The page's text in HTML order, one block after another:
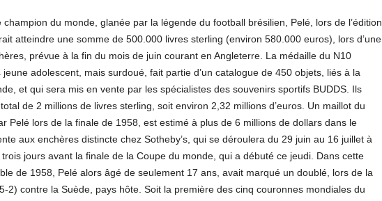
champion du monde, glanée par la légende du football brésilien, Pelé, lors de l’édition
atteindre une somme de 500.000 livres sterling (environ 580.000 euros), lors d’une
prévue à la fin du mois de juin courant en Angleterre. La médaille du N10
jeune adolescent, mais surdoué, fait partie d’un catalogue de 450 objets, liés à la
et qui sera mis en vente par les spécialistes des souvenirs sportifs BUDDS. Ils
de 2 millions de livres sterling, soit environ 2,32 millions d’euros. Un maillot du
Pelé lors de la finale de 1958, est estimé à plus de 6 millions de dollars dans le
aux enchères distincte chez Sotheby’s, qui se déroulera du 29 juin au 16 juillet à
trois jours avant la finale de la Coupe du monde, qui a débuté ce jeudi. Dans cette
de 1958, Pelé alors âgé de seulement 17 ans, avait marqué un doublé, lors de la
2) contre la Suède, pays hôte. Soit la première des cinq couronnes mondiales du